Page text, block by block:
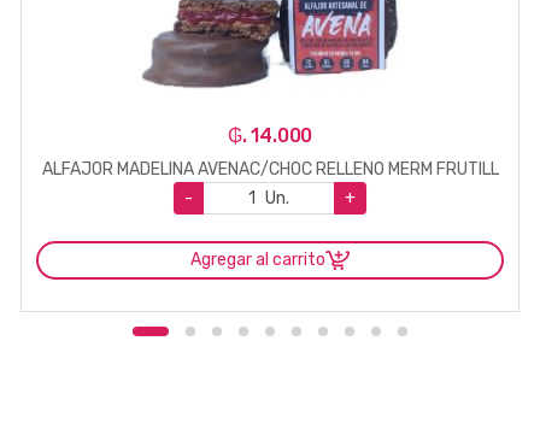
₲. 14.000
ALFAJOR MADELINA AVENAC/CHOC RELLENO MERM FRUTILL
-
Un. +
Agregar al carrito